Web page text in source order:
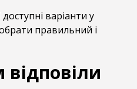
варіанти у
правильний і